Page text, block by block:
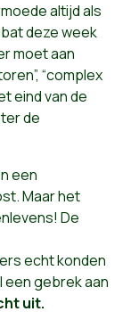
altijd als
deze week
moet aan
“complex
eind van de
de
een
Maar het
De
echt konden
een gebrek aan
uit.